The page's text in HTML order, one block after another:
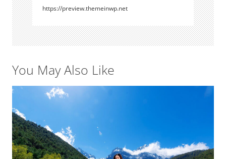
https://preview.themeinwp.net
You May Also Like